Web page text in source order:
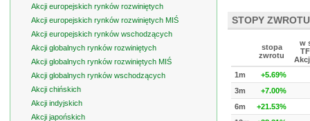
STOPY ZWROTU
stopa
zwrotu
w
1m
+5.69%
3m
+7.00%
6m
+21.53%
Akcji europejskich rynków rozwiniętych
Akcji europejskich rynków rozwiniętych MIŚ
Akcji europejskich rynków wschodzących
Akcji globalnych rynków rozwiniętych
Akcji globalnych rynków rozwiniętych MIŚ
Akcji globalnych rynków wschodzących
Akcji chińskich
Akcji indyjskich
Akcji japońskich